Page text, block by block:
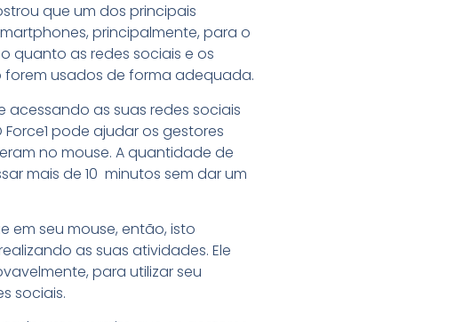
que um dos principais
principalmente, para o
quanto as redes sociais e os
usados de forma adequada.
as suas redes sociais
pode ajudar os gestores
no mouse. A quantidade de
mais de 10 minutos sem dar um
em seu mouse, então, isto
as suas atividades. Ele
para utilizar seu
sociais.